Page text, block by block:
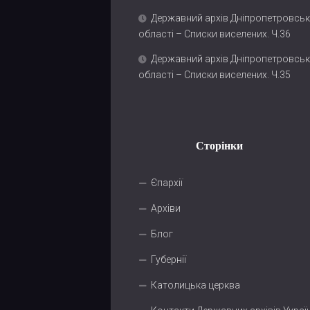
Державний архів
області – Списки виселених. Ч.36
Державний архів
області – Списки виселених. Ч.35
Сторінки
Єпархії
Архіви
Блог
Губернії
Католицька церква